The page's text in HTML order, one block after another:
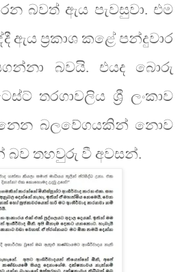
බවත් ඇය පැවසුවා. එම
ඇය ප්‍රකාශ කළේ පන්දුවාර
බවයි. එයද බොරු
තරගාවලිය ශ්‍රී ලංකාව
බලවේගයකින් නොව
බව තහවුරු වී අවසන්.